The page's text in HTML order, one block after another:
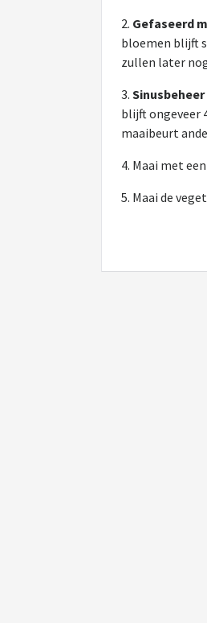
2. Gefaseerd
bloemen blijft
zullen later
3. Sinusbeheer
blijft ongeveer
maaibeurt
4. Maai met een
5. Maai de